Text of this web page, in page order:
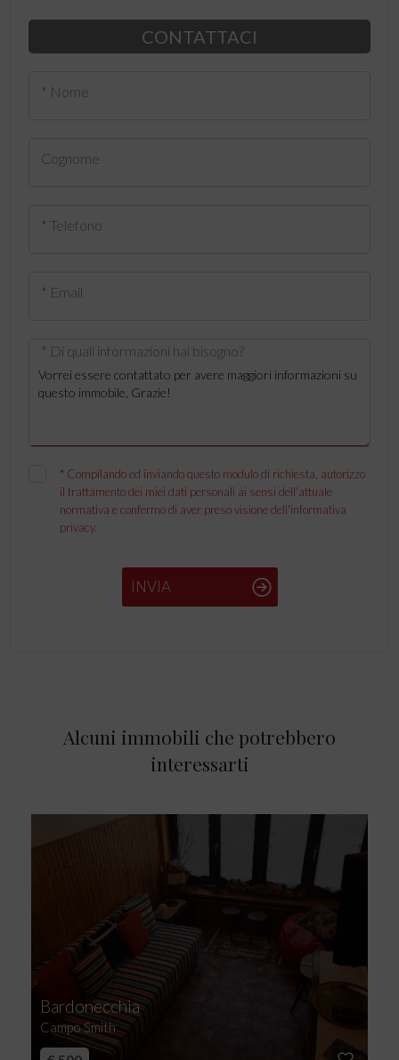
CONTATTACI
* Nome
Cognome
* Telefono
* Email
* Di quali informazioni hai bisogno?
* Compilando ed inviando questo modulo di richiesta, autorizzo
il trattamento dei miei dati personali ai sensi dell'attuale
normativa e confermo di aver preso visione dell'informativa
privacy.
INVIA
Alcuni immobili che potrebbero
interessarti
Bardonecchia
Campo Smith